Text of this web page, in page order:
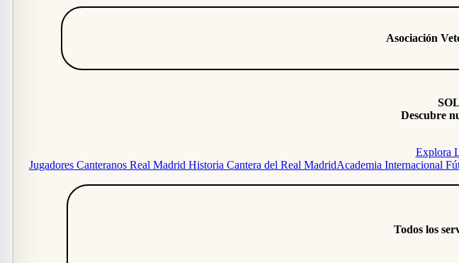
Asociación
Descubre
Explora
Jugadores Canteranos Real Madrid Historia Cantera del Real MadridAcademia Internacional
Todos los